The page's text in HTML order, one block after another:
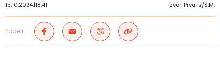
15.10.2024.|18:41 Izvor: Prva.rs/S.M.
Podeli: